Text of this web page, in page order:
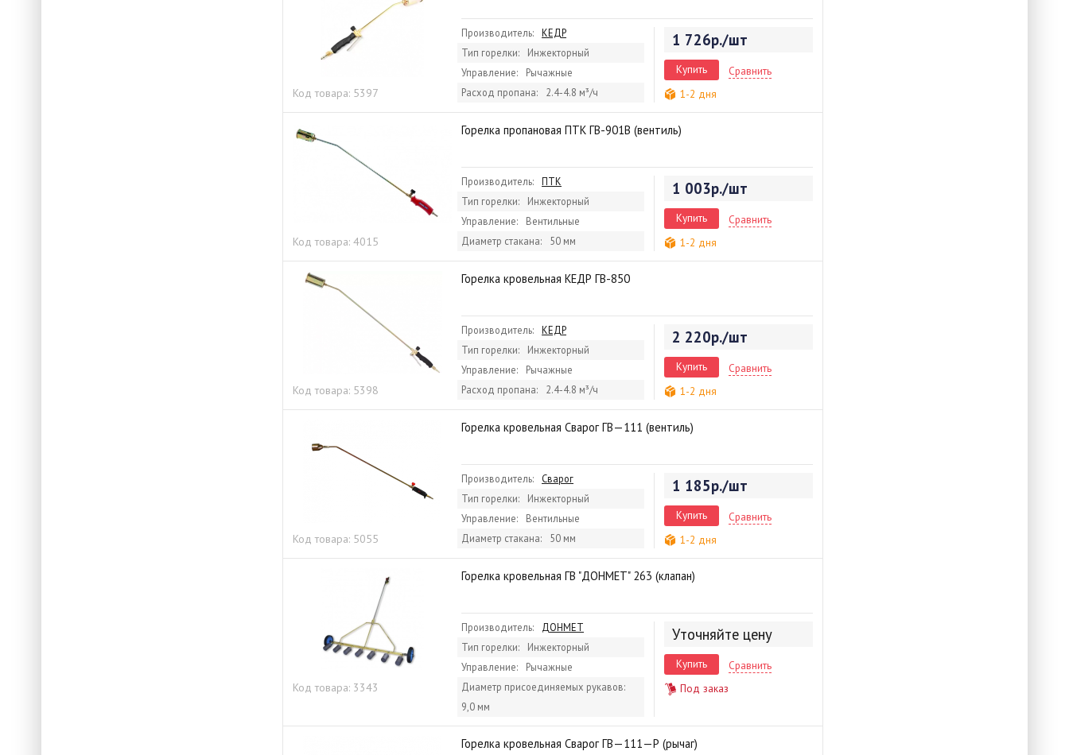
Код товара: 5397
Производитель:
КЕДР
Тип горелки:
Инжекторный
Управление:
Рычажные
Расход пропана:
2.4-4.8 м³/ч
1 726р./шт
Купить
Сравнить
1-2 дня
Код товара: 4015
Горелка пропановая ПТК ГВ-901В (вентиль)
Производитель:
ПТК
Тип горелки:
Инжекторный
Управление:
Вентильные
Диаметр стакана:
50 мм
1 003р./шт
Купить
Сравнить
1-2 дня
Код товара: 5398
Горелка кровельная КЕДР ГВ-850
Производитель:
КЕДР
Тип горелки:
Инжекторный
Управление:
Рычажные
Расход пропана:
2.4-4.8 м³/ч
2 220р./шт
Купить
Сравнить
1-2 дня
Код товара: 5055
Горелка кровельная Сварог ГВ—111 (вентиль)
Производитель:
Сварог
Тип горелки:
Инжекторный
Управление:
Вентильные
Диаметр стакана:
50 мм
1 185р./шт
Купить
Сравнить
1-2 дня
Код товара: 3343
Горелка кровельная ГВ "ДОНМЕТ" 263 (клапан)
Производитель:
ДОНМЕТ
Тип горелки:
Инжекторный
Управление:
Рычажные
Диаметр присоединяемых рукавов:
9,0 мм
Уточняйте цену
Купить
Сравнить
Под заказ
Горелка кровельная Сварог ГВ—111—Р (рычаг)